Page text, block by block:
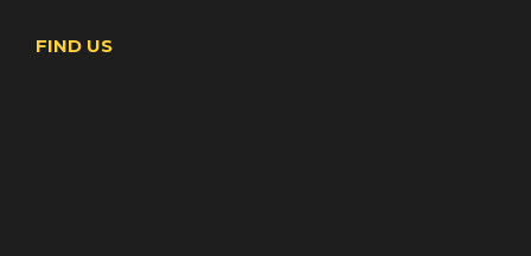
FIND US